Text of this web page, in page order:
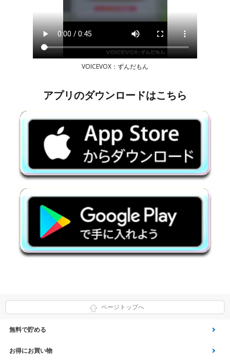
VOICEVOX：ずんだもん
アプリのダウンロードはこちら
ページトップへ
無料で貯める
ゲーム
お得にお買い物